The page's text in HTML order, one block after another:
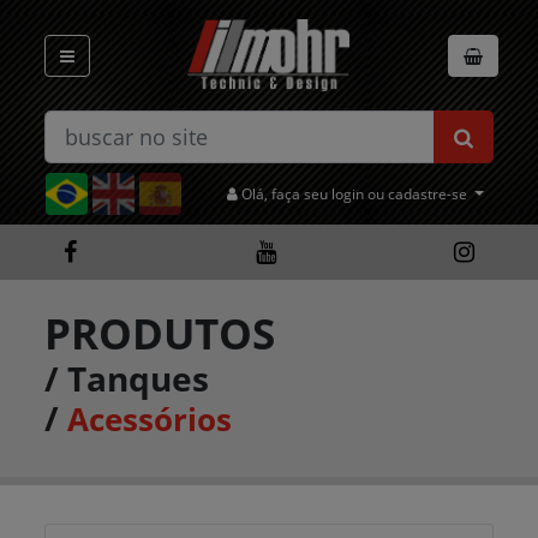
Olá, faça seu login ou cadastre-se
PRODUTOS
/Tanques
/Acessórios